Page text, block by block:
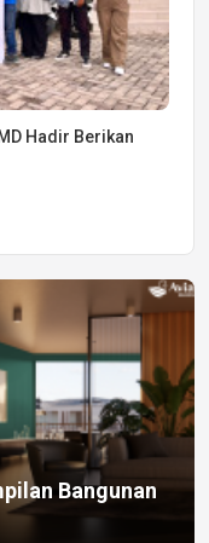
Hadir Berikan
Bangunan